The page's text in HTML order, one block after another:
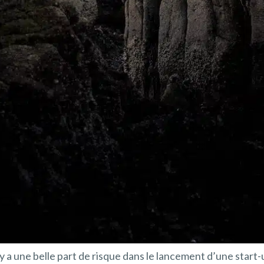
a une belle part de risque dans le lancement d’une start-